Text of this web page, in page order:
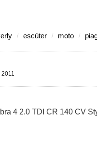
escúter moto
4 2.0 TDI CR 140 CV